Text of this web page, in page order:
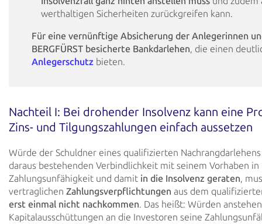
werthaltigen Sicherheiten zurückgreifen kann.
Für eine vernünftige Absicherung der Anlegerinnen
BERGFÜRST besicherte Bankdarlehen, die einen
Anlegerschutz bieten.
Nachteil I: Bei drohender Insolvenz kann eine
Zins- und Tilgungszahlungen einfach aussetzen
Würde der Schuldner eines qualifizierten
daraus bestehenden Verbindlichkeit mit seinem Vorhaben in
Zahlungsunfähigkeit und damit in die Insolvenz geraten,
vertraglichen Zahlungsverpflichtungen aus dem
erst einmal nicht nachkommen. Das heißt: Würden
Kapitalausschüttungen an die Investoren seine